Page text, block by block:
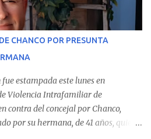
involucrados en este tipo de
que uno de los casos
de la Municipalidad de Chanco,
la normativa vigente. El informe
de dinero apostado se registró en
CHANCO POR PRESUNTA
estampada este lunes en
Violencia Intrafamiliar de
contra del concejal por Chanco,
por su hermana, de 41 años, quien